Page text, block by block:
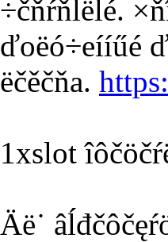
÷čňŕňĺëĺé.
ďoëó÷eííűé
ëčěčňa.
1xslot
Äë˙